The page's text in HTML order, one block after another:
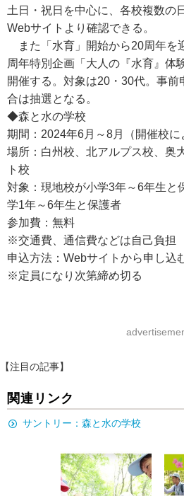
土日・祝日を中心に、各校複数の
Webサイトより確認できる。
また「水育」開始から20周年を
周年特別企画「大人の『水育』体
開催する。対象は20・30代。事
合は抽選となる。
◆森と水の学校
期間：2024年6月～8月（開催校に
場所：白州校、北アルプス校、奥
ト校
対象：現地校が小学3年～6年生と
学1年～6年生と保護者
参加費：無料
※交通費、通信費などは自己負担
申込方法：Webサイトから申し込
※定員になり次第締め切る
【注目の記事】
関連リンク
サントリー：森と水の学校